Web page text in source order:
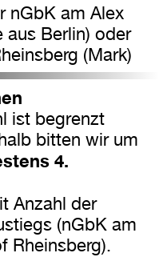
nGbK am Alex
aus Berlin) oder
(Mark)
ist begrenzt
bitten wir um
4.
Anzahl der
(nGbK am
Rheinsberg).